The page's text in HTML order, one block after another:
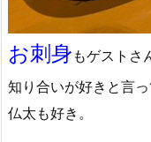
お刺身 もゲストさ
知り合いが好きと言っ
仏太も好き。